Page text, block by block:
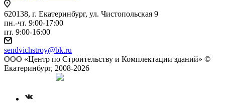
620138, г. Екатеринбург, ул. Чистопольская 9
пн.-чт. 9:00-17:00
пт. 9:00-16:00
sendvichstroy@bk.ru
ООО «Центр по Строительству и Комплектации зданий» ©
Екатеринбург, 2008-2026